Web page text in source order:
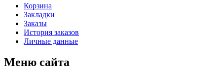
Корзина
Закладки
Заказы
История заказов
Личные данные
Меню сайта